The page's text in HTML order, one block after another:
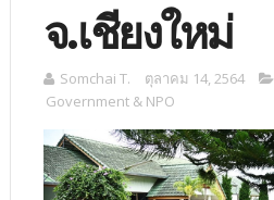
จ.เชียงใหม่
Somchai T. ตุลาคม 14, 2564
Government & NPO